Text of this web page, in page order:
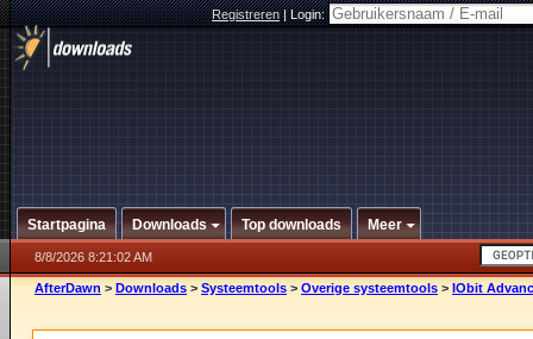
Registreren|Login:
Startpagina Downloads Top downloads Meer
8/8/2026 8:21:02 AM
AfterDawn > Downloads > Systeemtools > Overige systeemtools > IObit